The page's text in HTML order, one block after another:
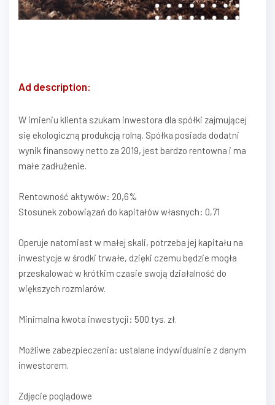
Ad description:
W imieniu klienta szukam inwestora dla spółki zajmującej
się ekologiczną produkcją rolną. Spółka posiada dodatni
wynik finansowy netto za 2019, jest bardzo rentowna i ma
małe zadłużenie.
Rentowność aktywów: 20,6%
Stosunek zobowiązań do kapitałów własnych: 0,71
Operuje natomiast w małej skali, potrzeba jej kapitału na
inwestycje w środki trwałe, dzięki czemu będzie mogła
przeskalować w krótkim czasie swoją działalność do
większych rozmiarów.
Minimalna kwota inwestycji: 500 tys. zł.
Możliwe zabezpieczenia: ustalane indywidualnie z danym
inwestorem.
Zdjęcie poglądowe